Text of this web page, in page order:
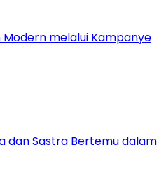
Modern melalui Kampanye
dan Sastra Bertemu dalam